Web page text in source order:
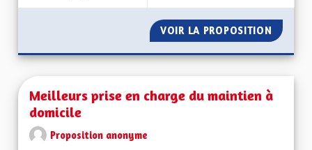
VOIR LA PROPOSITION
Meilleurs prise en charge du maintien à
domicile
Proposition anonyme